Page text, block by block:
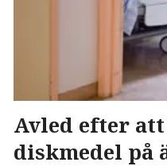
Avled efter
diskmedel på